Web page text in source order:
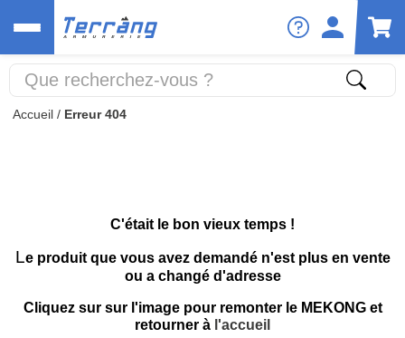
Accueil / Erreur 404
C'était le bon vieux temps !
Le produit que vous avez demandé n'est plus en vente
ou a changé d'adresse
Cliquez sur sur l'image pour remonter le MEKONG et
retourner à l'accueil